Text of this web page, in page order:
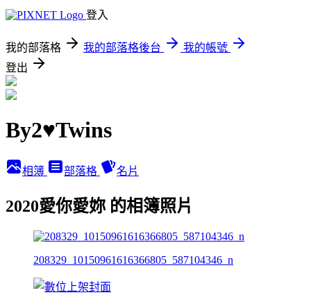
登入
我的部落格 我的部落格後台
我的帳號
登出
By2♥Twins
相簿 部落格 名片
2020愛你愛妳 的相簿照片
208329_10150961616366805_587104346_n